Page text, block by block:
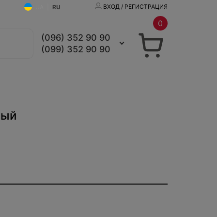
RU ВХОД / РЕГИСТРАЦИЯ
(096) 352 90 90
(099) 352 90 90
0